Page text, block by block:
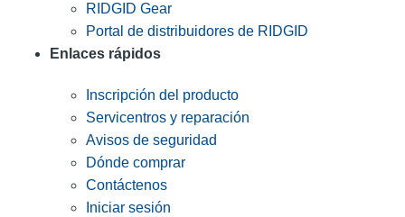
RIDGID Gear
Portal de distribuidores de RIDGID
Enlaces rápidos
Inscripción del producto
Servicentros y reparación
Avisos de seguridad
Dónde comprar
Contáctenos
Iniciar sesión